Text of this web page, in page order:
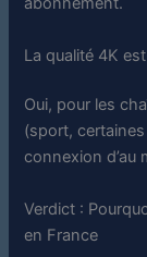
La qualité 4K
Oui, pour les
(sport,
connexion d’au
Verdict :
en France